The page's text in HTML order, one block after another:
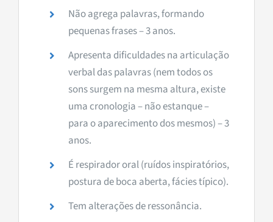
Não agrega palavras, formando
pequenas frases –3 anos.
Apresenta dificuldades na articulação
verbal das palavras (nem todos os
sons surgem na mesma altura, existe
uma cronologia – não estanque –
para o aparecimento dos mesmos) –3
anos.
É respirador oral (ruídos inspiratórios,
postura de boca aberta, fácies típico).
Tem alterações de ressonância.